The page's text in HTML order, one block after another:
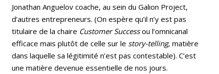
Jonathan Anguelov coache, au sein du Galion Project,
d’autres entrepreneurs. (On espère qu’il n’y est pas
titulaire de la chaire Customer Successou l’omnicanal
efficace mais plutôt de celle sur le story-telling, matière
dans laquelle sa légitimité n’est pas contestable). C’est
une matière devenue essentielle de nos jours.